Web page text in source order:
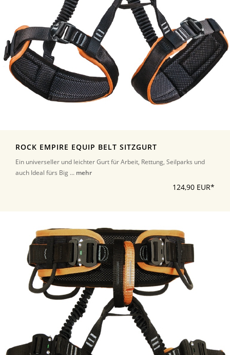
ROCK EMPIRE EQUIP BELT SITZGURT
Ein universeller und leichter Gurt für Arbeit, Rettung, Seilparks und
auch Ideal fürs Big ... mehr
124,90 EUR*